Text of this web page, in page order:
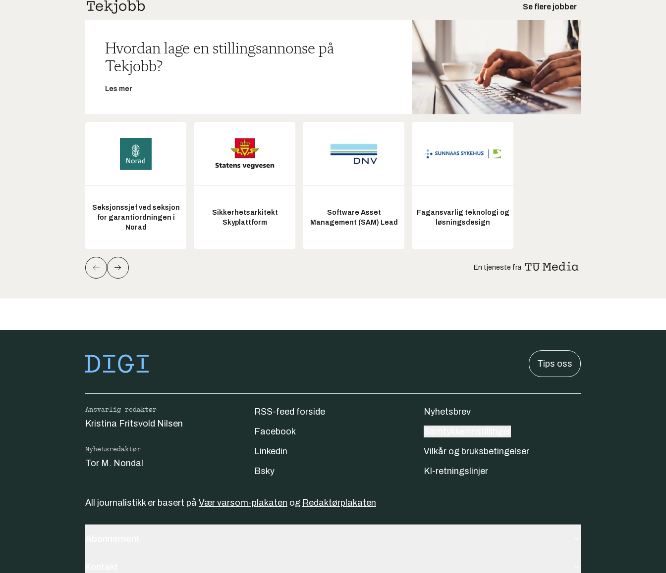
Se flere jobber
Hvordan lage en stillingsannonse på
Tekjobb?
Les mer
Seksjonssjef ved seksjon
for garantiordningen i
Norad
Sikkerhetsarkitekt
Skyplattform
Software Asset
Management (SAM) Lead
Fagansvarlig teknologi og
løsningsdesign
En tjeneste fra
Tips oss
Ansvarlig redaktør
Kristina Fritsvold Nilsen
Nyhetsredaktør
Tor M. Nondal
RSS-feed forside
Facebook
Linkedin
Bsky
Nyhetsbrev
Vilkår og bruksbetingelser
KI-retningslinjer
All journalistikk er basert på Vær varsom-plakaten og Redaktørplakaten